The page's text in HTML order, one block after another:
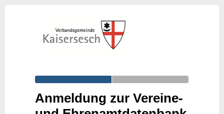
Anmeldung zur Vereine-